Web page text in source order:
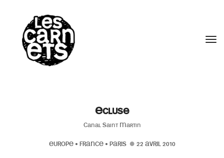
Ecluse
Canal Saint Martin
EUROPE• FRANCE• PARIS 22 AVRIL 2010